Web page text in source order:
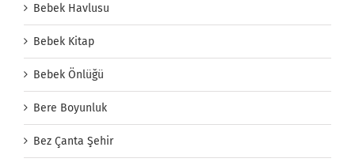
Bebek Havlusu
Bebek Kitap
Bebek Önlüğü
Bere Boyunluk
Bez Çanta Şehir